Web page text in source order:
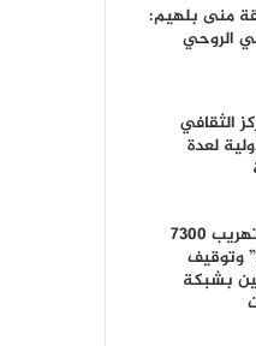
منى بلهيم:
الروحي
الثقافي
لعدة
أكادير.. إحباط تهريب 7300
وتوقيف
بشبكة